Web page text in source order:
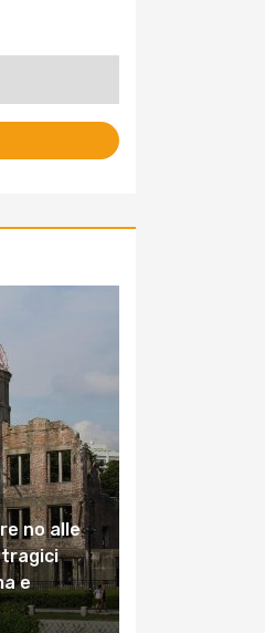
no alle
tragici
e